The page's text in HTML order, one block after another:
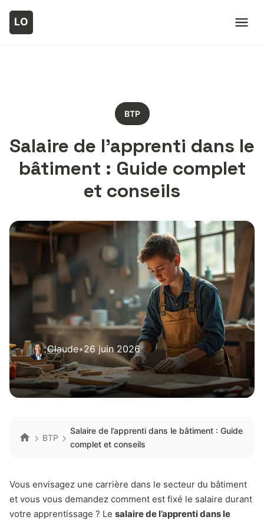
BTP
Salaire de l’apprenti dans le
bâtiment : Guide complet
et conseils
Claude•26 juin 2026
BTP
Salaire de l’apprenti dans le bâtiment : Guide
complet et conseils
Vous envisagez une carrière dans le secteur du bâtiment
et vous vous demandez comment est fixé le salaire durant
votre apprentissage ? Le salaire de l’apprenti dans le